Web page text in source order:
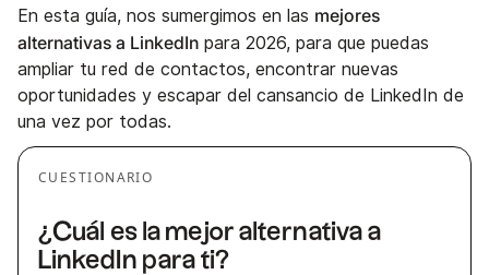
En esta guía, nos sumergimos en las mejores
alternativas a LinkedIn para 2026, para que puedas
ampliar tu red de contactos, encontrar nuevas
oportunidades y escapar del cansancio de LinkedIn de
una vez por todas.
CUESTIONARIO
¿Cuál es la mejor alternativa a
LinkedIn para ti?